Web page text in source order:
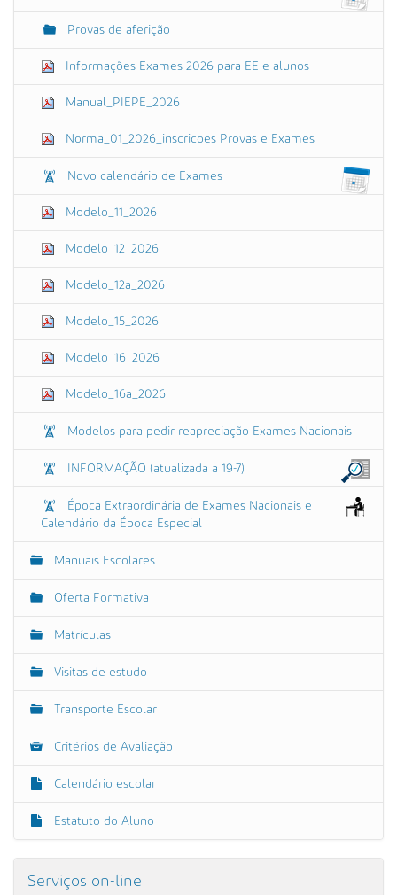
Provas de aferição
Informações Exames 2026 para EE e alunos
Manual_PIEPE_2026
Norma_01_2026_inscricoes Provas e Exames
Novo calendário de Exames
Modelo_11_2026
Modelo_12_2026
Modelo_12a_2026
Modelo_15_2026
Modelo_16_2026
Modelo_16a_2026
Modelos para pedir reapreciação Exames Nacionais
INFORMAÇÃO (atualizada a 19-7)
Época Extraordinária de Exames Nacionais e
Calendário da Época Especial
Manuais Escolares
Oferta Formativa
Matrículas
Visitas de estudo
Transporte Escolar
Critérios de Avaliação
Calendário escolar
Estatuto do Aluno
Serviços on-line